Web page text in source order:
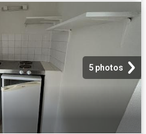
5 photos